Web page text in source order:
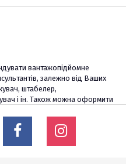
вантажопідйомне
залежно від Ваших
штабелер,
і ін. Також можна оформити
і середньому бізнесу